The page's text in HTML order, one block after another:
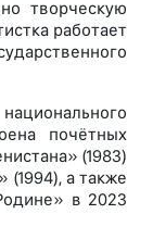
творческую
работает
почётных
(1983)
(1994), а также
в 2023